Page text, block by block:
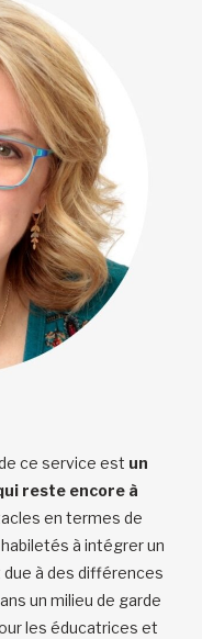
ce service est un
reste encore à
en termes de
à intégrer un
à des différences
un milieu de garde
les éducatrices et